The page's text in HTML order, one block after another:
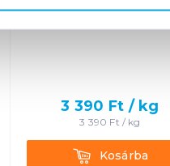
Fornetti pizzás mini
3 390 Ft / kg
3 390 Ft / kg
KosárbaKosárba